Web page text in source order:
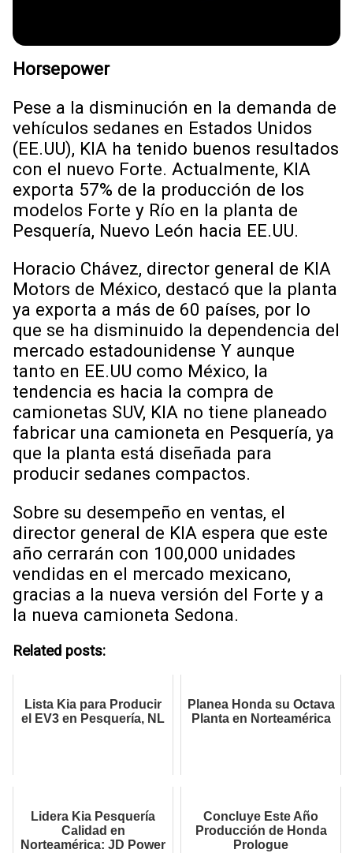
Horsepower
Pese a la disminución en la demanda de
vehículos sedanes en Estados Unidos
(EE.UU), KIA ha tenido buenos resultados
con el nuevo Forte. Actualmente, KIA
exporta 57% de la producción de los
modelos Forte y Río en la planta de
Pesquería, Nuevo León hacia EE.UU.
Horacio Chávez, director general de KIA
Motors de México, destacó que la planta
ya exporta a más de 60 países, por lo
que se ha disminuido la dependencia del
mercado estadounidense Y aunque
tanto en EE.UU como México, la
tendencia es hacia la compra de
camionetas SUV, KIA no tiene planeado
fabricar una camioneta en Pesquería, ya
que la planta está diseñada para
producir sedanes compactos.
Sobre su desempeño en ventas, el
director general de KIA espera que este
año cerrarán con 100,000 unidades
vendidas en el mercado mexicano,
gracias a la nueva versión del Forte y a
la nueva camioneta Sedona.
Related posts:
Lista Kia para Producir
el EV3 en Pesquería, NL
Planea Honda su Octava
Planta en Norteamérica
Lidera Kia Pesquería
Calidad en
Norteamérica: JD Power
Concluye Este Año
Producción de Honda
Prologue